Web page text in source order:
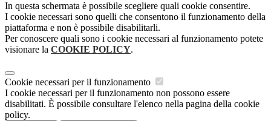
In questa schermata è possibile scegliere quali cookie consentire.
I cookie necessari sono quelli che consentono il funzionamento della
piattaforma e non è possibile disabilitarli.
Per conoscere quali sono i cookie necessari al funzionamento potete
visionare la COOKIE POLICY.
Cookie necessari per il funzionamento
I cookie necessari per il funzionamento non possono essere
disabilitati. È possibile consultare l'elenco nella pagina della cookie
policy.